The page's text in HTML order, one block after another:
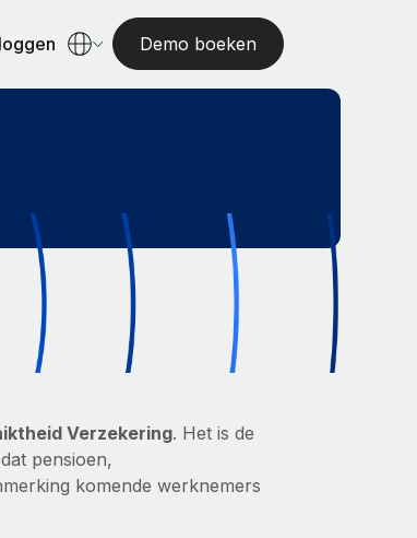
Demo boeken
Verzekering. Het is de
pensioen,
komende werknemers